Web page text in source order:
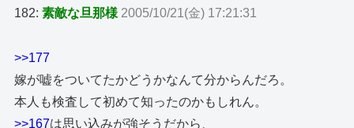
182:素敵な旦那様 2005/10/21(金) 17:21:31
>>177
嫁が嘘をついてたかどうかなんて分からんだろ。
本人も検査して初めて知ったのかもしれん。
>>167は思い込みが強そうだから、